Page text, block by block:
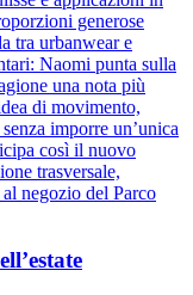
generose
tra urbanwear e
Naomi punta sulla
una nota più
di movimento,
imporre un’unica
così il nuovo
trasversale,
negozio del Parco